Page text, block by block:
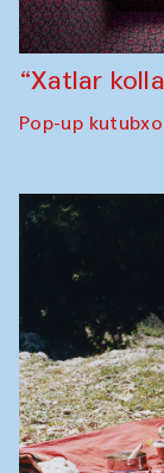
“Xatlar
Pop-up